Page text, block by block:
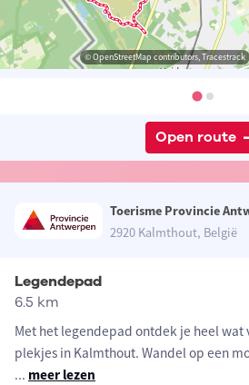
© OpenStreetMap contributors, Tracestrack
Open route
Toerisme Provincie
2920 Kalmthout, België
Legendepad
6.5 km
Met het legendepad ontdek je heel wat
plekjes in Kalmthout. Wandel op een
... meer lezen